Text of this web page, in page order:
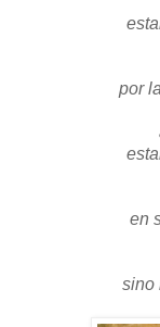
por
en
sino